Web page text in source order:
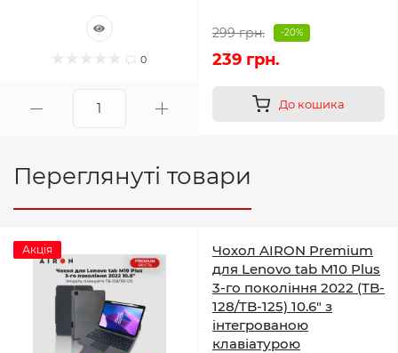
0
299 грн. -20%
239 грн.
До кошика
Переглянуті товари
Акція
Чохол AIRON Premium
для Lenovo tab M10 Plus
3-го покоління 2022 (TB-
128/TB-125) 10.6" з
інтегрованою
клавіатурою